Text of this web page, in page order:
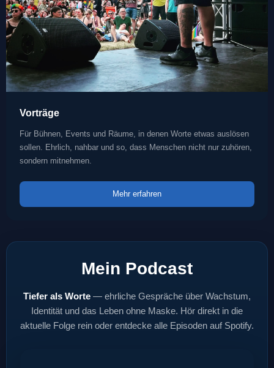
Vorträge
Für Bühnen, Events und Räume, in denen Worte etwas auslösen
sollen. Ehrlich, nahbar und so, dass Menschen nicht nur zuhören,
sondern mitnehmen.
Mehr erfahren
Mein Podcast
Tiefer als Worte — ehrliche Gespräche über Wachstum,
Identität und das Leben ohne Maske. Hör direkt in die
aktuelle Folge rein oder entdecke alle Episoden auf Spotify.